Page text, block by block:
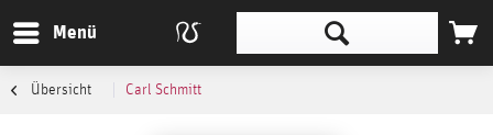
Menü
Übersicht Carl Schmitt